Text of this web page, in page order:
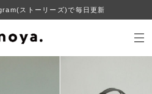
ストーリーズ)で毎日更新